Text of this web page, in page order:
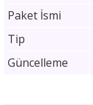
Paket İsmi
Tip
Güncelleme